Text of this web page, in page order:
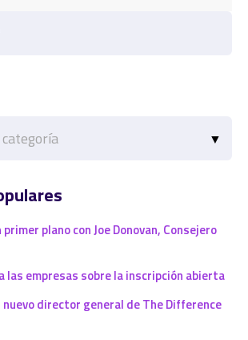
plano con Joe Donovan, Consejero
las empresas sobre la inscripción abierta
director general de The Difference